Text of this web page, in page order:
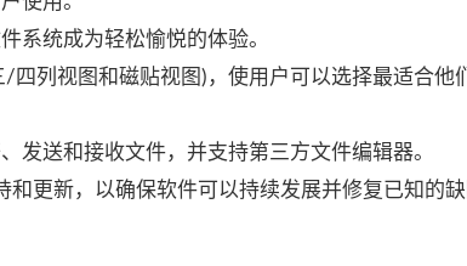
系统成为轻松愉悦的体验。
列视图和磁贴视图)，使用户可以选择最适合他
发送和接收文件，并支持第三方文件编辑器。
更新，以确保软件可以持续发展并修复已知的缺